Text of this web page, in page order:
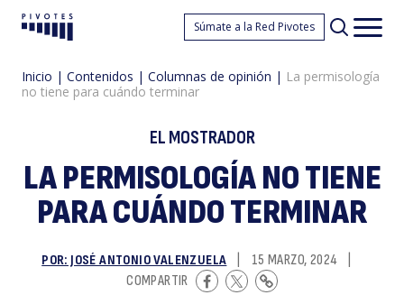
Pivotes Súmate a la Red Pivotes
Inicio | Contenidos | Columnas de opinión | La permisología
no tiene para cuándo terminar
EL MOSTRADOR
LA PERMISOLOGÍA NO TIENE
PARA CUÁNDO TERMINAR
POR: JOSÉ ANTONIO VALENZUELA 15 MARZO, 2024
COMPARTIR